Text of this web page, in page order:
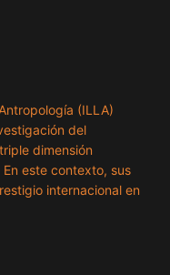
(ILLA)
del
dimensión
este contexto, sus
internacional en